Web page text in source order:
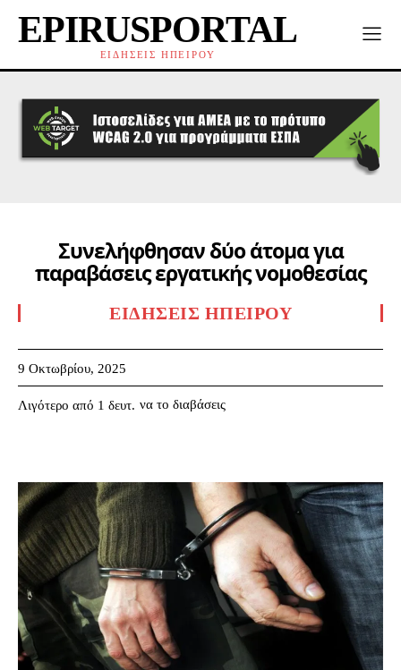
EPIRUSPORTAL
ΕΙΔΗΣΕΙΣ ΗΠΕΙΡΟΥ
Συνελήφθησαν δύο άτομα για
παραβάσεις εργατικής νομοθεσίας
ΕΙΔΉΣΕΙΣ ΗΠΕΊΡΟΥ
9 Οκτωβρίου, 2025
Λιγότερο από 1 δευτ. να το διαβάσεις